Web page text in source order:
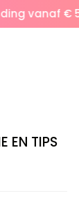
vanaf € 50,-
EN TIPS